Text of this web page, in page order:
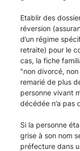
Etablir des
réversion
d’un régime
retraite) pour le
cas, la fiche
"non divorcé,
remarié de plus
personne vivant
décédée n’a pas
Si la personne
grise à son nom
préfecture dans